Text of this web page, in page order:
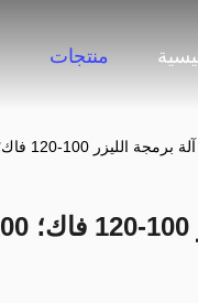
منتجات